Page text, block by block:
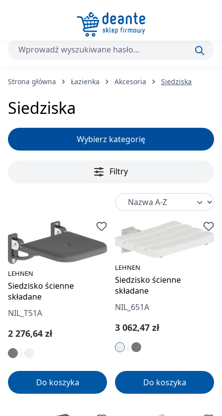
Przejdź do głównej zawartości
Strona główna Łazienka Akcesoria Siedziska
Siedziska
Wybierz kategorię
Filtry
LEHNEN
Siedzisko ścienne
składane
NIL_T51A
Cena regularna:
2 276,64 zł
Do koszyka
LEHNEN
Siedzisko ścienne
składane
NIL_651A
Cena regularna:
3 062,47 zł
Do koszyka